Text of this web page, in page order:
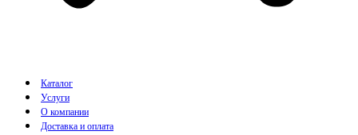
Каталог
Услуги
О компании
Доставка и оплата